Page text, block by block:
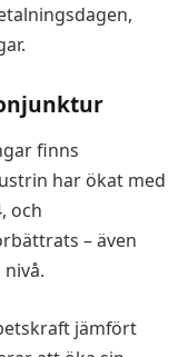
finns
har ökat med
och
– även
jämfört